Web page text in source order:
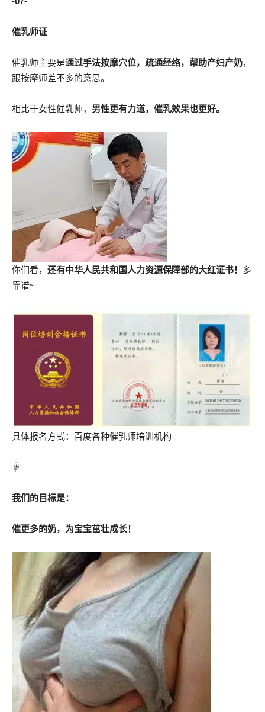
催乳师证
催乳师主要是通过手法按摩穴位，疏通经络，帮助产妇产奶，
跟按摩师差不多的意思。
相比于女性催乳师， 男性更有力道，催乳效果也更好。
你们看， 还有中华人民共和国人力资源保障部的大红证书！ 多
靠谱~
具体报名方式：百度各种催乳师培训机构
☟
我们的目标是：
催更多的奶，为宝宝茁壮成长！